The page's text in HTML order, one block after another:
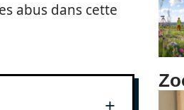
abus dans cette